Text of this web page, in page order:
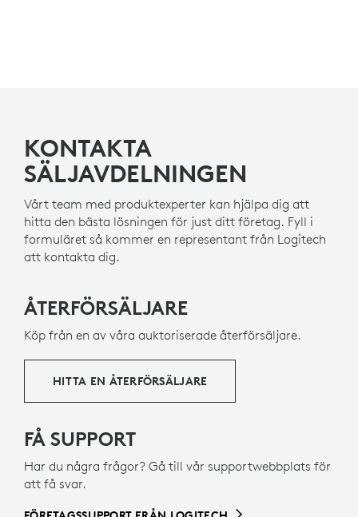
KONTAKTA
SÄLJAVDELNINGEN
Vårt team med produktexperter kan hjälpa dig att
hitta den bästa lösningen för just ditt företag. Fyll i
formuläret så kommer en representant från Logitech
att kontakta dig.
ÅTERFÖRSÄLJARE
Köp från en av våra auktoriserade återförsäljare.
HITTA EN ÅTERFÖRSÄLJARE
FÅ SUPPORT
Har du några frågor? Gå till vår supportwebbplats för
att få svar.